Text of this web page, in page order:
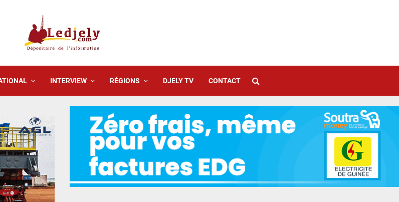
INTERVIEW RÉGIONS DJELY TV CONTACT